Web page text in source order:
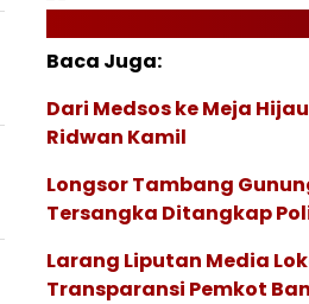
Baca Juga:
Dari Medsos ke Meja
Ridwan Kamil
Longsor Tambang
Tersangka Ditangkap
Larang Liputan Media
Transparansi Pemkot